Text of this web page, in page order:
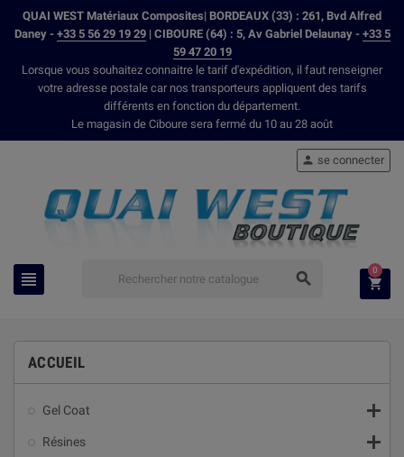
QUAI WEST Matériaux Composites| BORDEAUX (33) : 261, Bvd Alfred
Daney - +33 5 56 29 19 29| CIBOURE (64) : 5, Av Gabriel Delaunay - +33 5
59 47 20 19
Lorsque vous souhaitez connaitre le tarif d'expédition, il faut renseigner
votre adresse postale car nos transporteurs appliquent des tarifs
différents en fonction du département.
Le magasin de Ciboure sera fermé du 10 au 28 août
 
 se connecter

0
ACCUEIL
Gel Coat 
Résines 